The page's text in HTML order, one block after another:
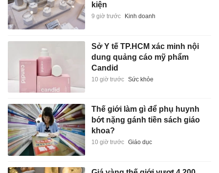
kiện
9 giờ trước Kinh doanh
Sở Y tế TP.HCM xác minh nội
dung quảng cáo mỹ phẩm
Candid
10 giờ trước Sức khỏe
Thế giới làm gì để phụ huynh
bớt nặng gánh tiền sách giáo
khoa?
10 giờ trước Giáo dục